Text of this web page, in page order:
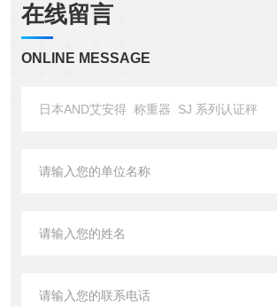
在线留言
ONLINE MESSAGE